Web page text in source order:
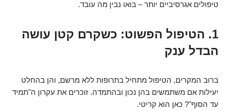
טיפולים אגרסיביים יותר – בואו נבין מה עובד.
1. הטיפול הפשוט: כשקרם קטן עושה
הבדל ענק
ברוב המקרים, הטיפול מתחיל בתרופות ללא מרשם, והן בהחלט
יעילות אם משתמשים בהן נכון ובהתמדה. זוכרים את עקרון ה"תמיד
עד הסוף"? כאן הוא קריטי.